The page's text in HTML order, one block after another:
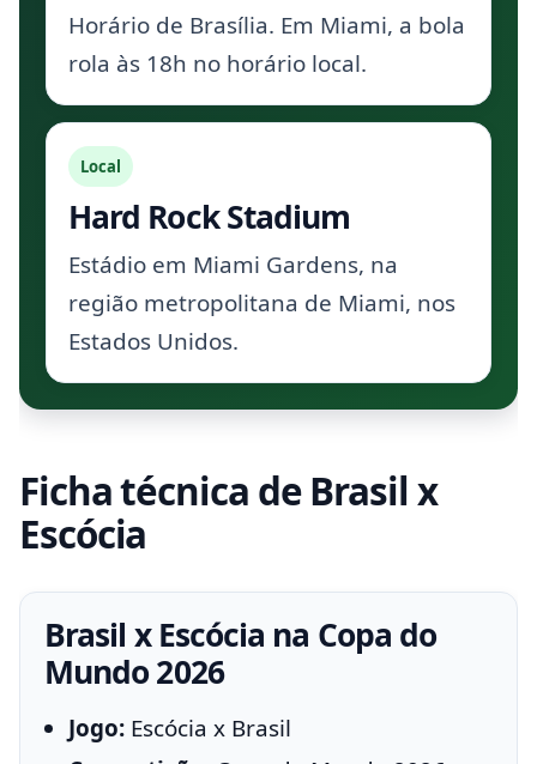
Horário de Brasília. Em Miami, a bola
rola às 18h no horário local.
Local
Hard Rock Stadium
Estádio em Miami Gardens, na
região metropolitana de Miami, nos
Estados Unidos.
Ficha técnica de Brasil x
Escócia
Brasil x Escócia na Copa do
Mundo 2026
Jogo: Escócia x Brasil